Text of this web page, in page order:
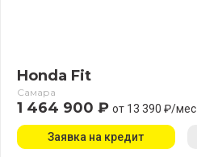
Honda Fit
Самара
1 464 900 ₽ от 13 390 ₽/мес
Заявка на кредит